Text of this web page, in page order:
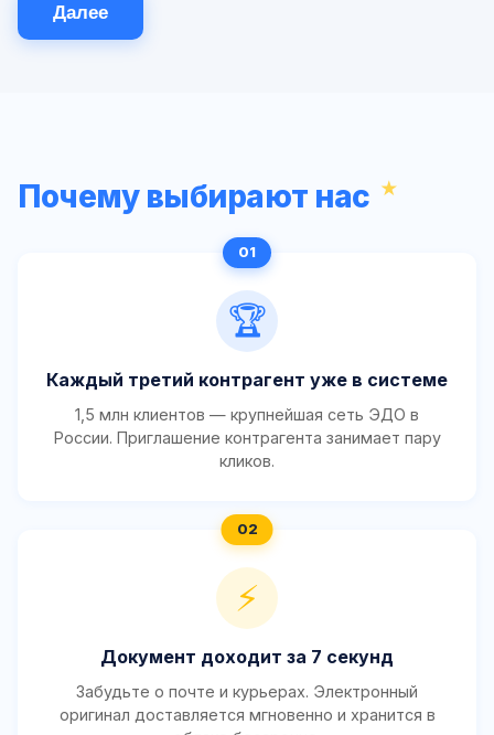
Далее
Почему выбирают нас
🏆
Каждый третий контрагент уже в системе
1,5 млн клиентов — крупнейшая сеть ЭДО в
России. Приглашение контрагента занимает пару
кликов.
⚡
Документ доходит за 7 секунд
Забудьте о почте и курьерах. Электронный
оригинал доставляется мгновенно и хранится в